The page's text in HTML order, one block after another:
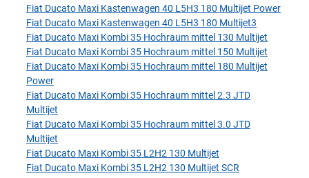
Fiat Ducato Maxi Kastenwagen 40 L5H3 180 Multijet Power
Fiat Ducato Maxi Kastenwagen 40 L5H3 180 Multijet3
Fiat Ducato Maxi Kombi 35 Hochraum mittel 130 Multijet
Fiat Ducato Maxi Kombi 35 Hochraum mittel 150 Multijet
Fiat Ducato Maxi Kombi 35 Hochraum mittel 180 Multijet
Power
Fiat Ducato Maxi Kombi 35 Hochraum mittel 2.3 JTD
Multijet
Fiat Ducato Maxi Kombi 35 Hochraum mittel 3.0 JTD
Multijet
Fiat Ducato Maxi Kombi 35 L2H2 130 Multijet
Fiat Ducato Maxi Kombi 35 L2H2 130 Multijet SCR